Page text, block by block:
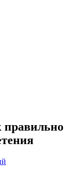
правильно